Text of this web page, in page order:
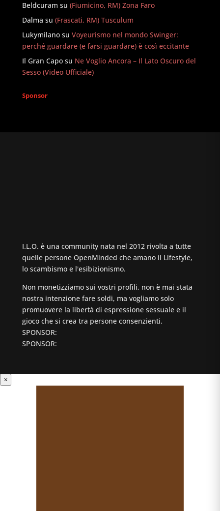
Beldcuram su (Fiumicino, RM) Zona Faro
Dalma su (Frascati, RM) Tusculum
Lukymilanosu Voyeurismo nel mondo Swinger:
perché guardare (e farsi guardare) è così eccitante
Il Gran Caposu Ne Voglio Ancora – Il Lato Oscuro del
Sesso (Video Ufficiale)
Sponsor
I.L.O. è una community nata nel 2012 rivolta a tutte
quelle persone OpenMinded che amano il Lifestyle,
lo scambismo e l'esibizionismo.
Non monetizziamo sui vostri profili, non è mai stata
nostra intenzione fare soldi, ma vogliamo solo
promuovere la libertà di espressione sessuale e il
gioco che si crea tra persone consenzienti.
SPONSOR:
SPONSOR:
×